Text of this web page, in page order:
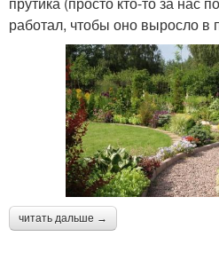
работал, чтобы оно выросло в
читать дальше →